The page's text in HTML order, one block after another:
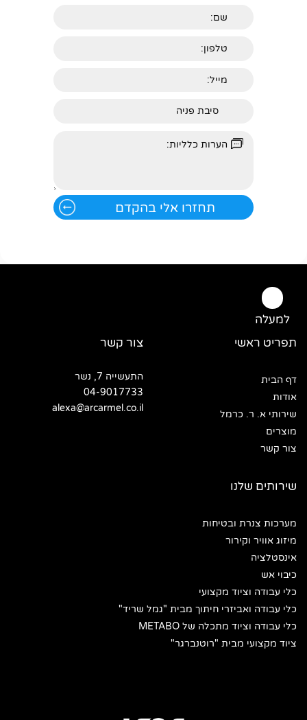
למעלה
תפריט ראשי
דף הבית
אודות
שירותי א. ר. כרמל
מוצרים
צור קשר
שירותים שלנו
מערכות צנרת ובטיחות
מיזוג אוויר וקירור
אינסטלציה
כיבוי אש
כלי עבודה וציוד מקצועי
כלי עבודה ואביזרי חיתוך מבית "גמל שריד"
כלי עבודה וציוד מתכלה של METABO
ציוד מקצועי מבית "רוטנברגר"
צור קשר
התעשייה 7, נשר
04-9017733
alexa@arcarmel.co.il